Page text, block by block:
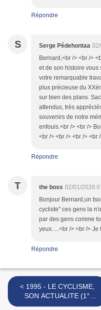
Répondre
S Serge Pédehontaa
Bernard,<br /> <br />
et de son histoire vous
votre remarquable
plus précieuse du
sur bien des plans.
attendus, très
souvenirs de notre
enfouis.<br /> <br />
<br /> <br /> <br /> <br
Répondre
T the boss 02/01/2020
Bonjour Bernard,un
cycliste" ces gens la
par des gens comme
yeux.....<br /> <br />
Répondre
< 1995 - LE CYCLISME,
SON ACTUALITE (1°
semaine de la saison)